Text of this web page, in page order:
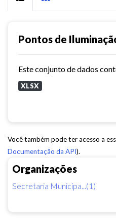
Organizações
Secretaria Municipa...(1)
Pontos de
XLSX
Você também pode ter acesso a
Documentação da API).